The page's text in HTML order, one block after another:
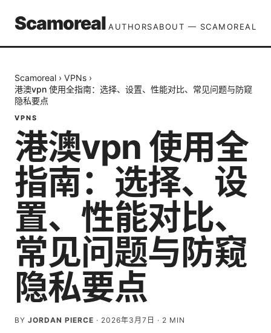
Scamoreal AUTHORSABOUT — SCAMOREAL
Scamoreal › VPNs ›
港澳vpn 使用全指南：选择、设置、性能对比、常见问题与防窥
隐私要点
VPNS
港澳vpn 使用全
指南：选择、设
置、性能对比、
常见问题与防窥
隐私要点
BY JORDAN PIERCE · 2026年3月7日 · 2 MIN